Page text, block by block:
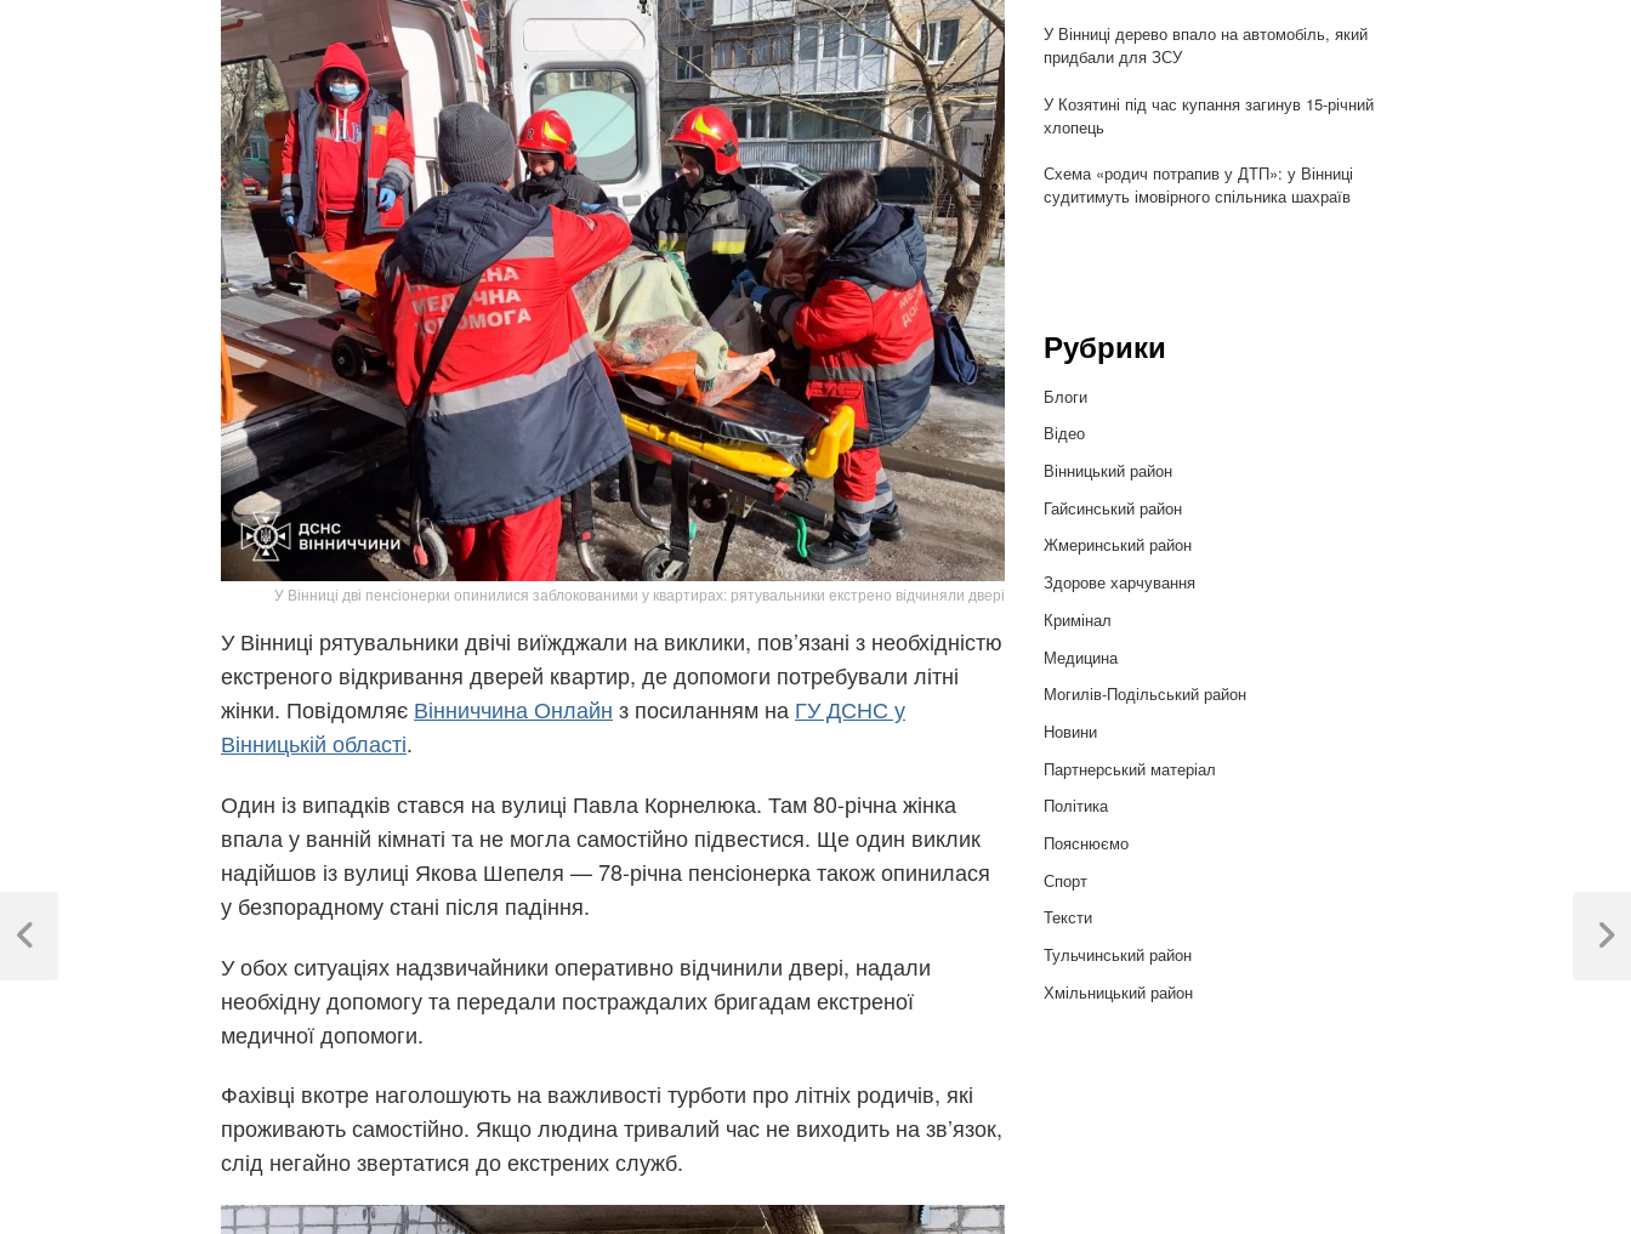
У Вінниці дві пенсіонерки опинилися заблокованими у квартирах: рятувальники екстрено відчиняли двері
У Вінниці рятувальники двічі виїжджали на виклики, пов’язані з необхідністю
екстреного відкривання дверей квартир, де допомоги потребували літні
жінки. Повідомляє Вінниччина Онлайн з посиланням на ГУ ДСНС у
Вінницькій області.
Один із випадків стався на вулиці Павла Корнелюка. Там 80-річна жінка
впала у ванній кімнаті та не могла самостійно підвестися. Ще один виклик
надійшов із вулиці Якова Шепеля — 78-річна пенсіонерка також опинилася
у безпорадному стані після падіння.
У обох ситуаціях надзвичайники оперативно відчинили двері, надали
необхідну допомогу та передали постраждалих бригадам екстреної
медичної допомоги.
Фахівці вкотре наголошують на важливості турботи про літніх родичів, які
проживають самостійно. Якщо людина тривалий час не виходить на зв’язок,
слід негайно звертатися до екстрених служб.
записів
Previous
Next
У Вінниці дерево впало на автомобіль, який
придбали для ЗСУ
У Козятині під час купання загинув 15-річний
хлопець
Схема «родич потрапив у ДТП»: у Вінниці
судитимуть імовірного спільника шахраїв
Рубрики
Блоги
Відео
Вінницький район
Гайсинський район
Жмеринський район
Здорове харчування
Кримінал
Медицина
Могилів-Подільський район
Новини
Партнерський матеріал
Політика
Пояснюємо
Спорт
Тексти
Тульчинський район
Хмільницький район